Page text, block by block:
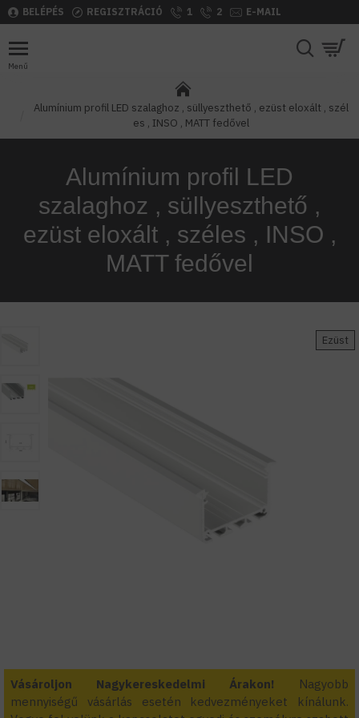
BELÉPÉS REGISZTRÁCIÓ 1 2 E-MAIL
Alumínium profil LED szalaghoz , süllyeszthető , ezüst eloxált , szél
es , INSO , MATT fedővel
Alumínium profil LED
szalaghoz , süllyeszthető ,
ezüst eloxált , széles , INSO ,
MATT fedővel
Ezüst
Vásároljon Nagykereskedelmi Árakon!
Nagyobb
mennyiségű vásárlás esetén kedvezményeket kínálunk.